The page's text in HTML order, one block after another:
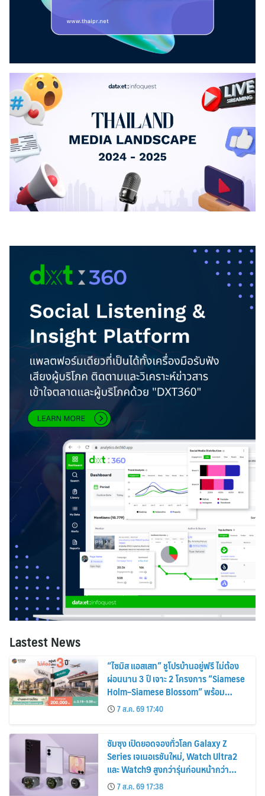
Lastest News
“ไซมิส แอสเสท” ชูโปรบ้านอยู่ฟรี ไม่ต้อง
ผ่อนนาน 3 ปี เจาะ 2 โครงการ “Siamese
Holm–Siamese Blossom” พร้อม
ส่วนลดและสิทธิพิเศษถึง 31 สิงหาคม
2569
7 ส.ค. 69 17:40
ซัมซุง เปิดยอดจองทั่วโลก Galaxy Z
Series เจเนอเรชันใหม่, Watch Ultra2
และ Watch9 สูงกว่ารุ่นก่อนหน้ากว่า
30%7 ส.ค. 69 17:38